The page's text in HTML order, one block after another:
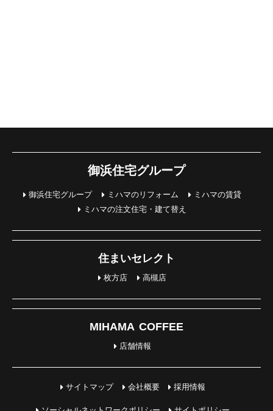
御浜住宅グループ
御浜住宅グループ ミハマのリフォーム
ミハマの賃貸
ミハマの注文住宅・建て替え
住まいセレクト
枚方店 高槻店
MIHAMA COFFEE
店舗情報
サイトマップ 会社概要 採用情報